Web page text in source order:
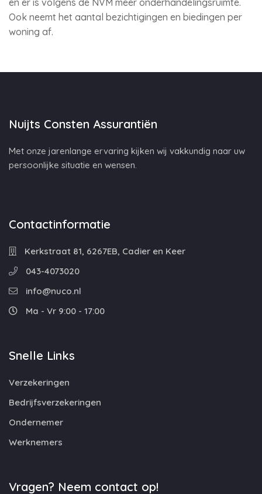
en er is volgens de NVM meer onderhandelingsruimte.
Ook neemt het aantal bezichtigingen en biedingen per
woning af.
Nuijts Consten Assurantiën
Met onze jarenlange ervaring kijken wij vakkundig naar uw
persoonlijke situatie en wensen.
Contactinformatie
Kerkstraat 81, 6267EB, Cadier en Keer
043-4073020
info@nuco.nl
Ma - Vr 9:00 - 17:00
Snelle Links
Verzekeringen
Bedrijfsverzekeringen
Ondernemer
Werknemers
Vragen? Neem contact op!